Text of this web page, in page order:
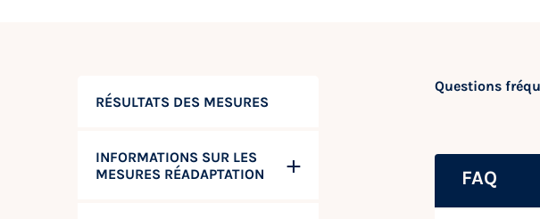
RÉSULTATS DES MESURES
INFORMATIONS SUR LES
MESURES RÉADAPTATION
Questions
FAQ